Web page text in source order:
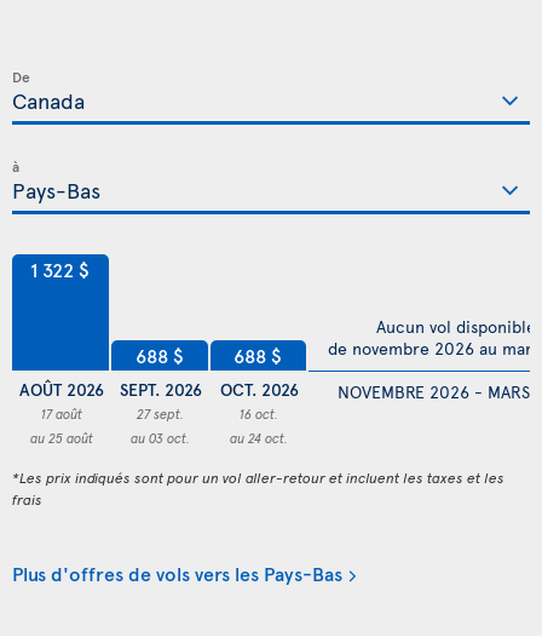
De
à
1 322 $
AOÛT 2026
17 août
au 25 août
688 $
SEPT. 2026
27 sept.
au 03 oct.
688 $
OCT. 2026
16 oct.
au 24 oct.
NOVEMBRE 2026 - MARS
Aucun vol disponible
de novembre 2026 au
*Les prix indiqués sont pour un vol aller-retour et incluent les taxes et les
frais
Plus d'offres de vols vers les Pays-Bas